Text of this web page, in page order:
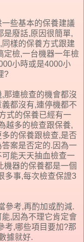
些基本的保養建議
是廢話,原因很簡單,
樣的保養方式跟建
定檢,一台機器一年檢
小時或是4000小
?
那連檢查的機會都沒
都沒有,連停機都不
式的保養已經有一
越多的檢查跟保養,
的保養跟檢查,是否
案是否定的.因為一
能天天抽血檢查一
機器的保養都是一個
多事,每次檢查保證3
參考,再酌加或酌減.
,因為不理它肯定會
考,哪些項目要加?那
據就好.